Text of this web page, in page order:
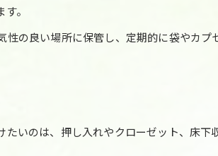
。
の良い場所に保管し、定期的に袋やカプ
いのは、押し入れやクローゼット、床下